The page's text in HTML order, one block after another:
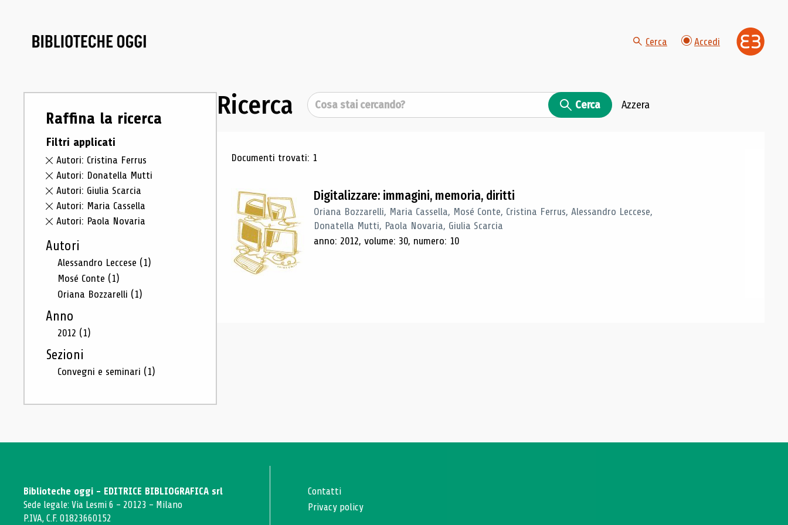
Cerca Accedi
Raffina la ricerca
Filtri applicati
Autori: Cristina Ferrus
Autori: Donatella Mutti
Autori: Giulia Scarcia
Autori: Maria Cassella
Autori: Paola Novaria
Autori
Alessandro Leccese (1)
Mosé Conte (1)
Oriana Bozzarelli (1)
Anno
2012 (1)
Sezioni
Convegni e seminari (1)
Ricerca Cerca Cerca Azzera
Risultati di ricerca
Documenti trovati: 1
Digitalizzare: immagini, memoria, diritti
Oriana Bozzarelli, Maria Cassella, Mosé Conte, Cristina Ferrus, Alessandro Leccese,
Donatella Mutti, Paola Novaria, Giulia Scarcia
anno: 2012, volume: 30, numero: 10
Biblioteche oggi - EDITRICE BIBLIOGRAFICA srl
Sede legale: Via Lesmi 6 - 20123 - Milano
P.IVA, C.F. 01823660152
Contatti
Privacy policy